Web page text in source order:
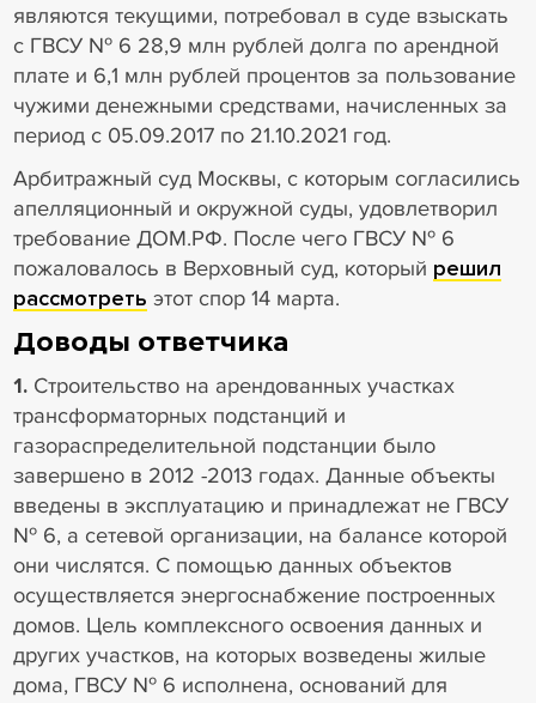
являются текущими, потребовал в суде взыскать
с ГВСУ № 6 28,9 млн рублей долга по арендной
плате и 6,1 млн рублей процентов за пользование
чужими денежными средствами, начисленных за
период с 05.09.2017 по 21.10.2021 год.
Арбитражный суд Москвы, с которым согласились
апелляционный и окружной суды, удовлетворил
требование ДОМ.РФ. После чего ГВСУ № 6
пожаловалось в Верховный суд, который решил
рассмотреть этот спор 14 марта.
Доводы ответчика
1.Строительство на арендованных участках
трансформаторных подстанций и
газораспределительной подстанции было
завершено в 2012 -2013 годах. Данные объекты
введены в эксплуатацию и принадлежат не ГВСУ
№ 6, а сетевой организации, на балансе которой
они числятся. С помощью данных объектов
осуществляется энергоснабжение построенных
домов. Цель комплексного освоения данных и
других участков, на которых возведены жилые
дома, ГВСУ № 6 исполнена, оснований для